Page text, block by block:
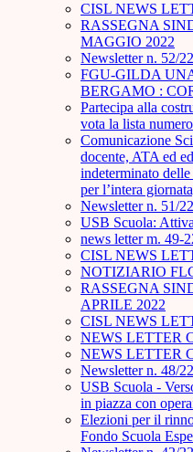
CISL NEWS
RASSEGNA
MAGGIO 2022
Newsletter n. 52/22
FGU-GILDA
BERGAMO :
Partecipa alla
vota la lista
Comunicazione
docente, ATA ed
indeterminato
per l’intera
Newsletter n. 51/22
USB Scuola:
news letter m. 49-
CISL NEWS
NOTIZIARIO
RASSEGNA
APRILE 2022
CISL NEWS
NEWS LETTER
NEWS LETTER
Newsletter n. 48/
USB Scuola -
in piazza con
Elezioni per il
Fondo Scuola